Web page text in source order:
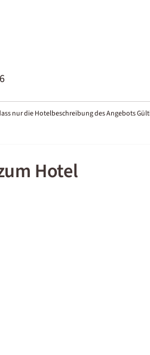
nur die Hotelbeschreibung des Angebots
Hotel